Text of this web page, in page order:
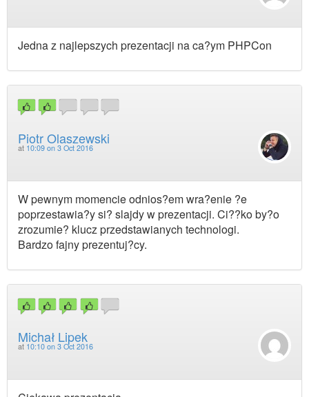
Jedna z najlepszych prezentacji na ca?ym PHPCon
Piotr Olaszewski
at 10:09 on 3 Oct 2016
W pewnym momencie odnios?em wra?enie ?e
poprzestawia?y si? slajdy w prezentacji. Ci??ko by?o
zrozumie? klucz przedstawianych technologi.
Bardzo fajny prezentuj?cy.
Michał Lipek
at 10:10 on 3 Oct 2016